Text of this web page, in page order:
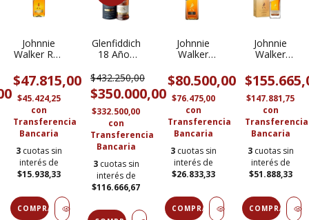
Johnnie
Walker Red
Whisky 750
ml
$47.815,00
$45.424,25
con
Transferencia
Bancaria
3 cuotas sin
interés de
$15.938,33
Glenfiddich
18 Años
ml
$432.250,00
$350.000,00
$332.500,00
con
Transferencia
Bancaria
3 cuotas sin
interés de
$116.666,67
Johnnie
Walker
Whisky 750
ml
$80.500,00
$76.475,00
con
Transferencia
Bancaria
3 cuotas sin
interés de
$26.833,33
Johnnie
Walker
Reserve
Whisky 750
ml
$147.881,75
con
Transferencia
Bancaria
3 cuotas sin
interés de
$51.888,33